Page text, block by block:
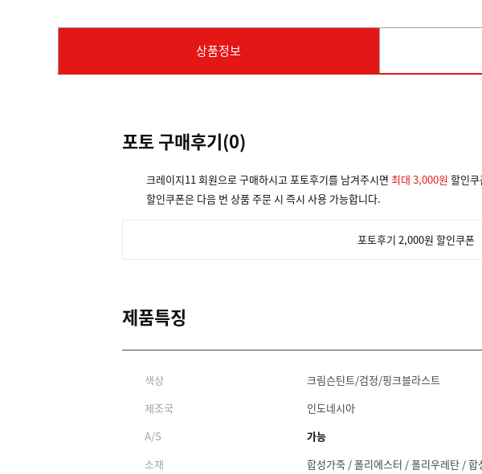
상품정보
포토 구매후기(0)
크레이지11 회원으로 구매하시고 포토후기를 남겨주시면 최대 3,000원 할인
할인쿠폰은 다음 번 상품 주문 시 즉시 사용 가능합니다.
포토후기 2,000원 할인쿠폰
제품특징
색상
크림슨틴트/검정/핑크블라스트
제조국
인도네시아
A/S
가능
소재
합성가죽 / 폴리에스터 / 폴리우레탄 / 합